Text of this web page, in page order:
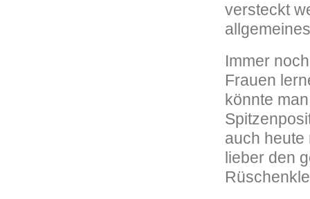
versteckt
Immer
Frauen
könnte
auch heute
lieber den